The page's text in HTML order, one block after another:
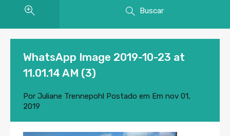
Buscar
WhatsApp Image 2019-10-23 at
11.01.14 AM (3)
Por Juliane Trennepohl Postado em Em nov 01,
2019